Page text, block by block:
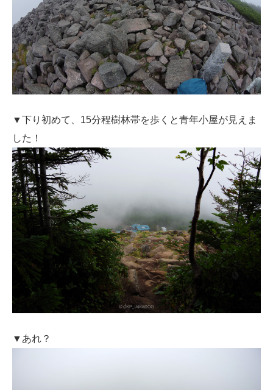
▼下り初めて、15分程樹林帯を歩くと青年小屋が見えま
した！
▼あれ？